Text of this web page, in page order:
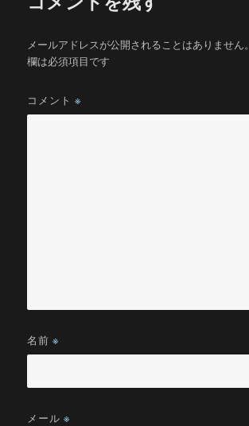
メールアドレスが公開されることはありません。
欄は必須項目です
コメント※
名前※
メール※